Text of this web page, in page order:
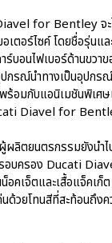
for Bentley จะ
เตอร์ไซค์ โดยชื่อรุ่นแ
ร์บอนไฟเบอร์ด้านขว
รณ์นำทางเป็นอุปกร
ร้อมกับแอนิเมชันพิเศ
Diavel for
ผลิตยนตรกรรมยังนำ
บครอง Ducati
อคเจ็ตและเสื้อแจ็คเก็
ด้วยโทนสีที่สะท้อนถึง